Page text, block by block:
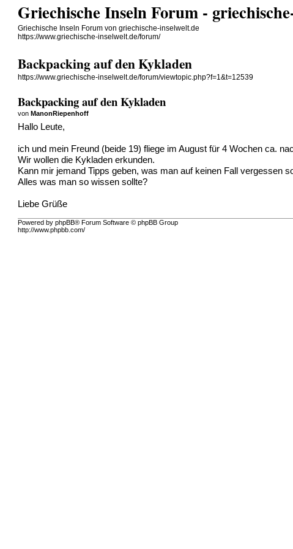
Griechische Inseln Forum -
Griechische Inseln Forum von griechische-inselwelt.de
https://www.griechische-inselwelt.de/forum/
Backpacking auf den Kykladen
https://www.griechische-inselwelt.de/forum/viewtopic.php?f=1&t=12539
Backpacking auf den Kykladen
vonManonRiepenhoff
Hallo Leute,
ich und mein Freund (beide 19) fliege im August für 4 Wochen ca.
Wir wollen die Kykladen erkunden.
Kann mir jemand Tipps geben, was man auf keinen Fall vergessen
Alles was man so wissen sollte?
Liebe Grüße
Powered by phpBB® Forum Software © phpBB Group
http://www.phpbb.com/